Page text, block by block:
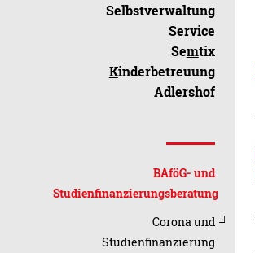
Selbstverwaltung
Service
Semtix
Kinderbetreuung
Adlershof
BAföG- und
Studienfinanzierungsberatung
Corona und
Studienfinanzierung